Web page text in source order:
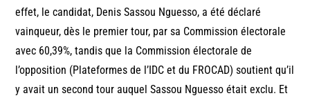
effet, le candidat, Denis Sassou Nguesso, a été déclaré
vainqueur, dès le premier tour, par sa Commission électorale
avec 60,39%, tandis que la Commission électorale de
l’opposition (Plateformes de l’IDC et du FROCAD) soutient qu’il
y avait un second tour auquel Sassou Nguesso était exclu. Et